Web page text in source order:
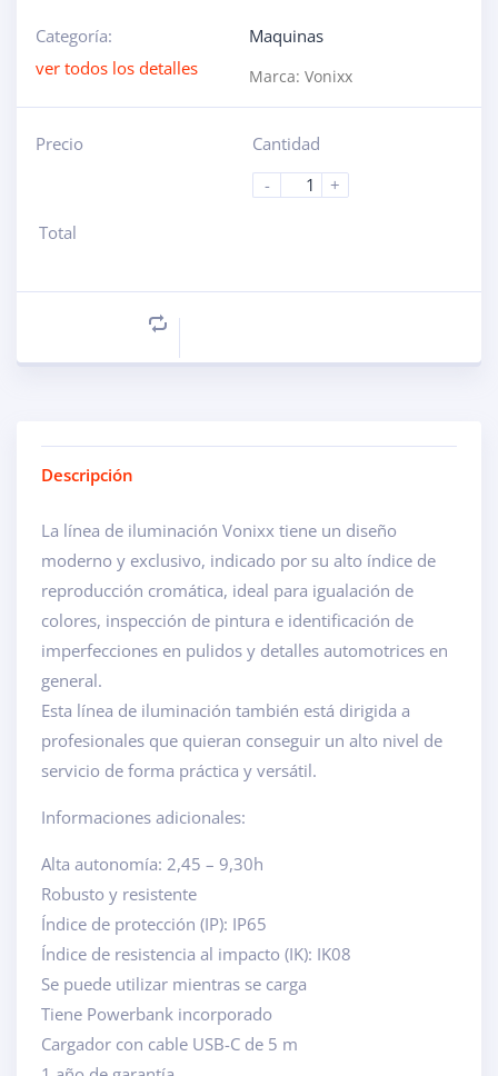
Categoría:
Maquinas
ver todos los detalles
Marca: Vonixx
Precio
Cantidad
-
+
Total
Descripción
La línea de iluminación Vonixx tiene un diseño
moderno y exclusivo, indicado por su alto índice de
reproducción cromática, ideal para igualación de
colores, inspección de pintura e identificación de
imperfecciones en pulidos y detalles automotrices en
general.
Esta línea de iluminación también está dirigida a
profesionales que quieran conseguir un alto nivel de
servicio de forma práctica y versátil.
Informaciones adicionales:
Alta autonomía: 2,45 – 9,30h
Robusto y resistente
Índice de protección (IP): IP65
Índice de resistencia al impacto (IK): IK08
Se puede utilizar mientras se carga
Tiene Powerbank incorporado
Cargador con cable USB-C de 5 m